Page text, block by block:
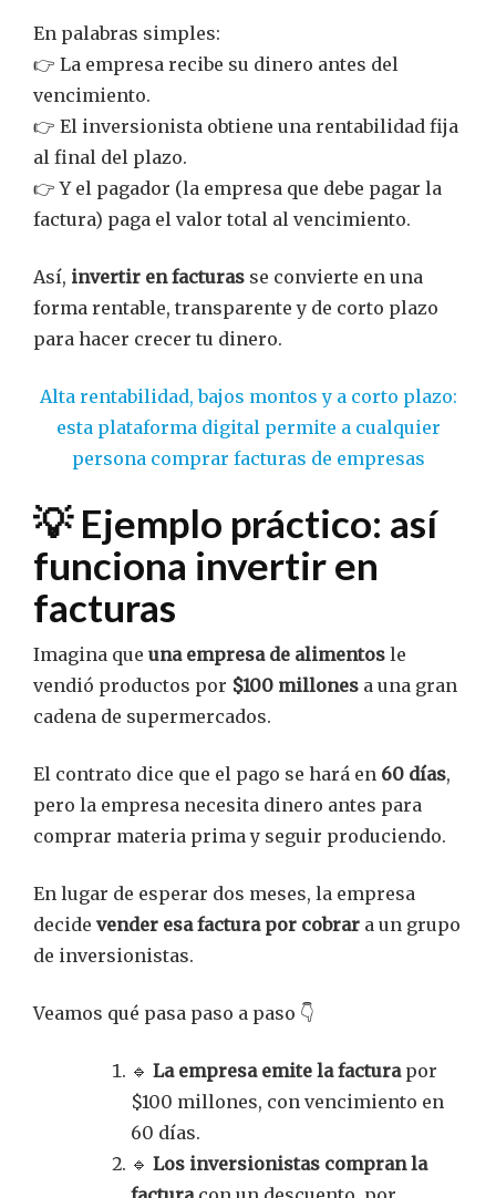
En palabras simples:
👉 La empresa recibe su dinero antes del
vencimiento.
👉 El inversionista obtiene una rentabilidad fija
al final del plazo.
👉 Y el pagador (la empresa que debe pagar la
factura) paga el valor total al vencimiento.
Así, invertir en facturas se convierte en una
forma rentable, transparente y de corto plazo
para hacer crecer tu dinero.
Alta rentabilidad, bajos montos y a corto plazo:
esta plataforma digital permite a cualquier
persona comprar facturas de empresas
💡 Ejemplo práctico: así
funciona invertir en
facturas
Imagina que una empresa de alimentos le
vendió productos por $100 millones a una gran
cadena de supermercados.
El contrato dice que el pago se hará en 60 días,
pero la empresa necesita dinero antes para
comprar materia prima y seguir produciendo.
En lugar de esperar dos meses, la empresa
decide vender esa factura por cobrar a un grupo
de inversionistas.
Veamos qué pasa paso a paso 👇
🔹 La empresa emite la facturapor
$100 millones, con vencimiento en
60 días.
🔹 Los inversionistas compran la